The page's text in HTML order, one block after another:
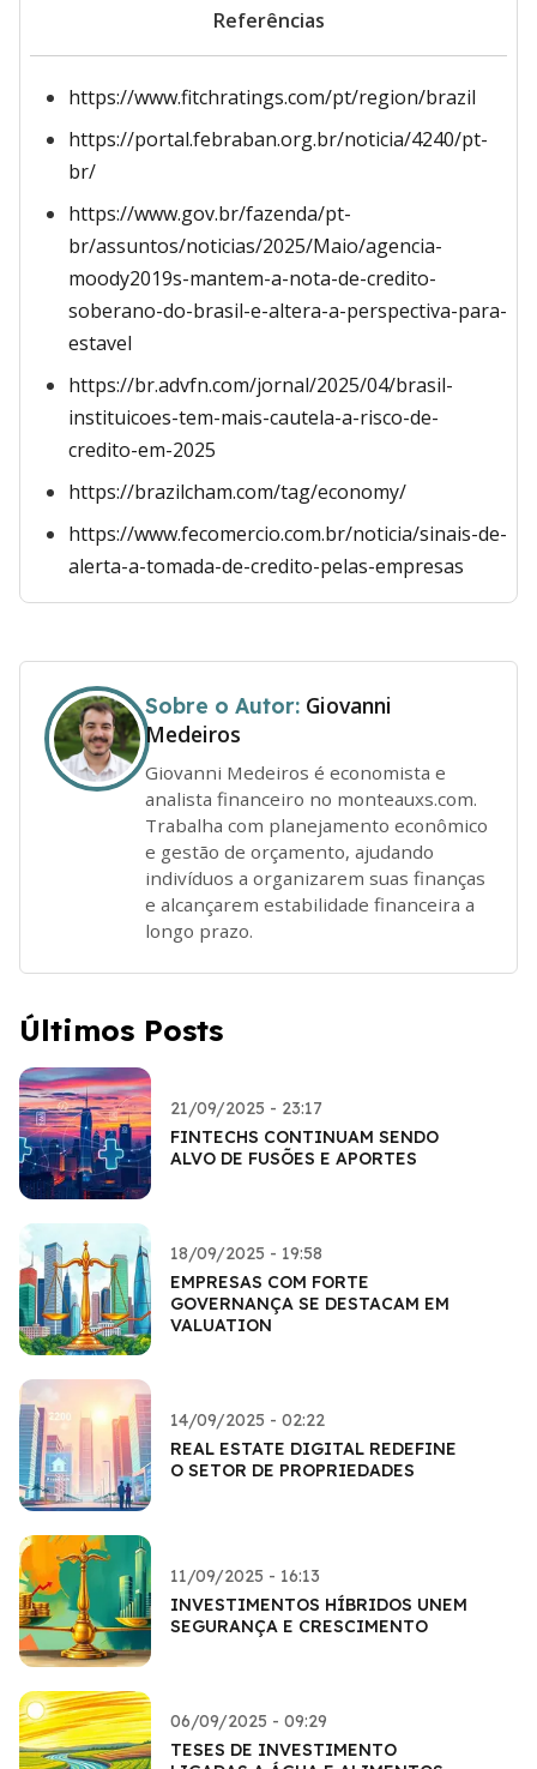
Referências
https://www.fitchratings.com/pt/region/brazil
https://portal.febraban.org.br/noticia/4240/pt-
br/
https://www.gov.br/fazenda/pt-
br/assuntos/noticias/2025/Maio/agencia-
moody2019s-mantem-a-nota-de-credito-
soberano-do-brasil-e-altera-a-perspectiva-para-
estavel
https://br.advfn.com/jornal/2025/04/brasil-
instituicoes-tem-mais-cautela-a-risco-de-
credito-em-2025
https://brazilcham.com/tag/economy/
https://www.fecomercio.com.br/noticia/sinais-de-
alerta-a-tomada-de-credito-pelas-empresas
Sobre o Autor: Giovanni
Medeiros
Giovanni Medeiros é economista e
analista financeiro no monteauxs.com.
Trabalha com planejamento econômico
e gestão de orçamento, ajudando
indivíduos a organizarem suas finanças
e alcançarem estabilidade financeira a
longo prazo.
Últimos Posts
21/09/2025 - 23:17
FINTECHS CONTINUAM SENDO
ALVO DE FUSÕES E APORTES
18/09/2025 - 19:58
EMPRESAS COM FORTE
GOVERNANÇA SE DESTACAM EM
VALUATION
14/09/2025 - 02:22
REAL ESTATE DIGITAL REDEFINE
O SETOR DE PROPRIEDADES
11/09/2025 - 16:13
INVESTIMENTOS HÍBRIDOS UNEM
SEGURANÇA E CRESCIMENTO
06/09/2025 - 09:29
TESES DE INVESTIMENTO